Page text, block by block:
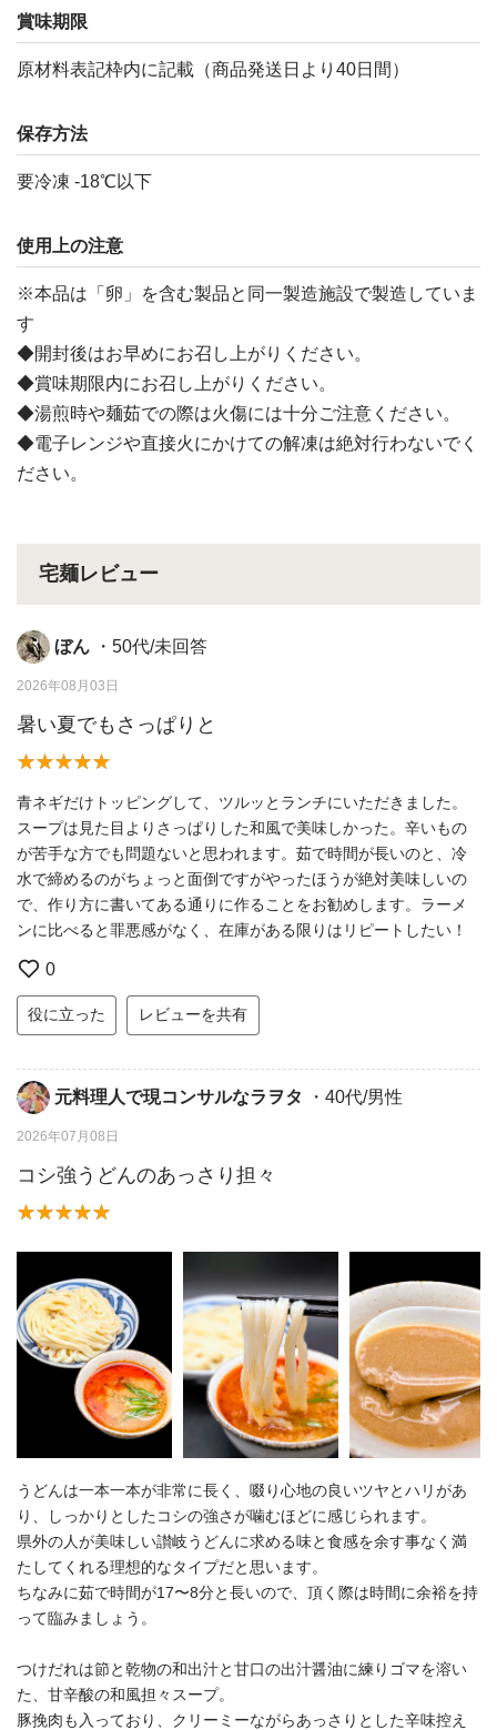
賞味期限
原材料表記枠内に記載（商品発送日より40日間）
保存方法
要冷凍 -18℃以下
使用上の注意
※本品は「卵」を含む製品と同一製造施設で製造していま
す
◆開封後はお早めにお召し上がりください。
◆賞味期限内にお召し上がりください。
◆湯煎時や麺茹での際は火傷には十分ご注意ください。
◆電子レンジや直接火にかけての解凍は絶対行わないでく
ださい。
宅麺レビュー
ぼん ・50代/未回答
2026年08月03日
暑い夏でもさっぱりと
青ネギだけトッピングして、ツルッとランチにいただきました。
スープは見た目よりさっぱりした和風で美味しかった。辛いもの
が苦手な方でも問題ないと思われます。茹で時間が長いのと、冷
水で締めるのがちょっと面倒ですがやったほうが絶対美味しいの
で、作り方に書いてある通りに作ることをお勧めします。ラーメ
ンに比べると罪悪感がなく、在庫がある限りはリピートしたい！
0
役に立った レビューを共有
元料理人で現コンサルなラヲタ ・40代/男性
2026年07月08日
コシ強うどんのあっさり担々
うどんは一本一本が非常に長く、啜り心地の良いツヤとハリがあ
り、しっかりとしたコシの強さが噛むほどに感じられます。
県外の人が美味しい讃岐うどんに求める味と食感を余す事なく満
たしてくれる理想的なタイプだと思います。
ちなみに茹で時間が17〜8分と長いので、頂く際は時間に余裕を持
って臨みましょう。
つけだれは節と乾物の和出汁と甘口の出汁醤油に練りゴマを溶い
た、甘辛酸の和風担々スープ。
豚挽肉も入っており、クリーミーながらあっさりとした辛味控え